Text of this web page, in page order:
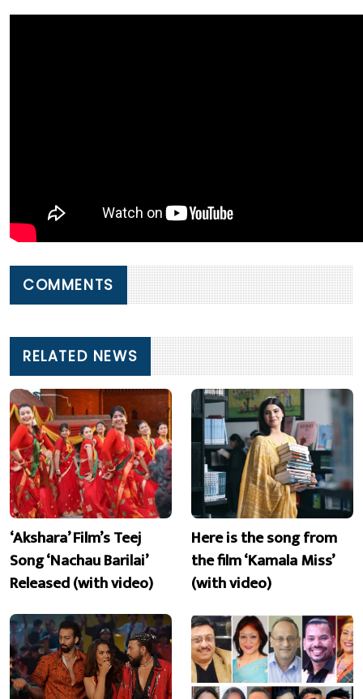
COMMENTS
RELATED NEWS
‘Akshara’ Film’s Teej
Song ‘Nachau Barilai’
Released (with video)
Here is the song from
the film ‘Kamala Miss’
(with video)